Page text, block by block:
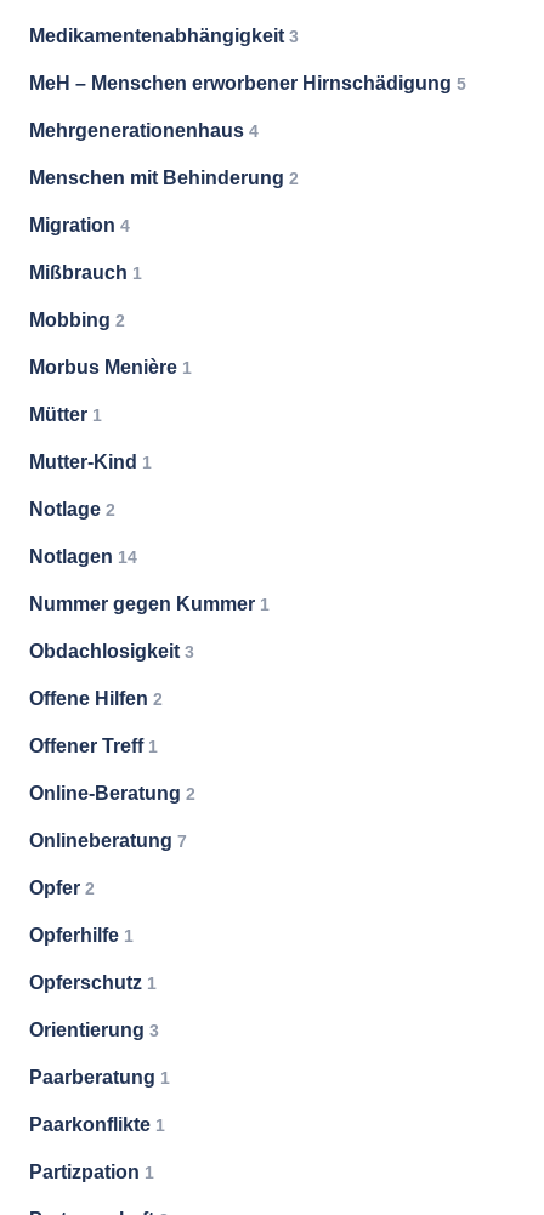
Medikamentenabhängigkeit 3
MeH – Menschen erworbener Hirnschädigung 5
Mehrgenerationenhaus 4
Menschen mit Behinderung 2
Migration 4
Mißbrauch 1
Mobbing 2
Morbus Menière 1
Mütter 1
Mutter-Kind 1
Notlage 2
Notlagen 14
Nummer gegen Kummer 1
Obdachlosigkeit 3
Offene Hilfen 2
Offener Treff 1
Online-Beratung 2
Onlineberatung 7
Opfer 2
Opferhilfe 1
Opferschutz 1
Orientierung 3
Paarberatung 1
Paarkonflikte 1
Partizpation 1